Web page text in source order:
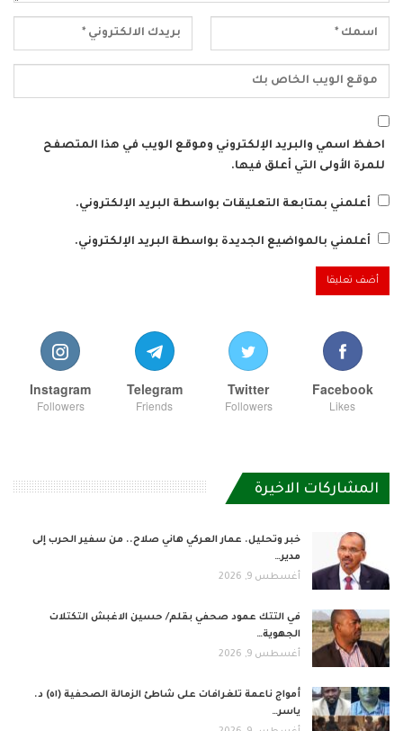
احفظ اسمي والبريد الإلكتروني وموقع الويب في هذا المتصفح
للمرة الأولى التي أعلق فيها.
أعلمني بمتابعة التعليقات بواسطة البريد الإلكتروني.
أعلمني بالمواضيع الجديدة بواسطة البريد الإلكتروني.
Facebook
Likes
Twitter
Followers
Telegram
Friends
Instagram
Followers
المشاركات الاخيرة
خبر وتحليل. عمار العركي هاني صلاح.. من سفير الحرب إلى
مدير…
أغسطس 9, 2026
في التتك عمود صحفي بقلم/ حسين الاغبش التكتلات
الجهوية…
أغسطس 9, 2026
أمواج ناعمة تلغرافات على شاطئ الزمالة الصحفية (٥١) د.
ياسر…